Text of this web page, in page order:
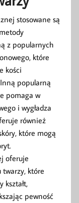
stosowane są
z popularnych
które
kości
popularną
pomaga w
i wygładza
również
które mogą
oferuje
które
kształt,
pewność